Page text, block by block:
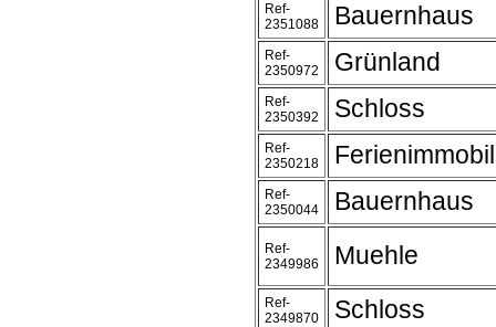
Ref-
2351088
Bauernhaus
Ref-
2350972
Grünland
Ref-
2350392
Schloss
Ref-
2350218
Ref-
2350044
Bauernhaus
Ref-
2349986
Muehle
Ref-
2349870
Schloss